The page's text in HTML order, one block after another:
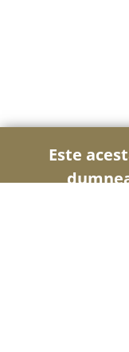
Este